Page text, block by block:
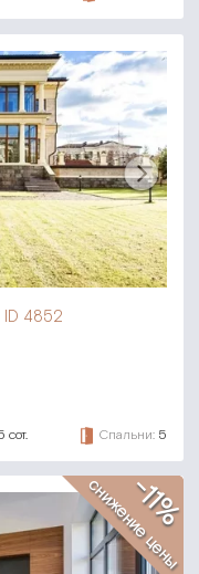
4852
сот. Спальни: 5
-11%
снижение цены